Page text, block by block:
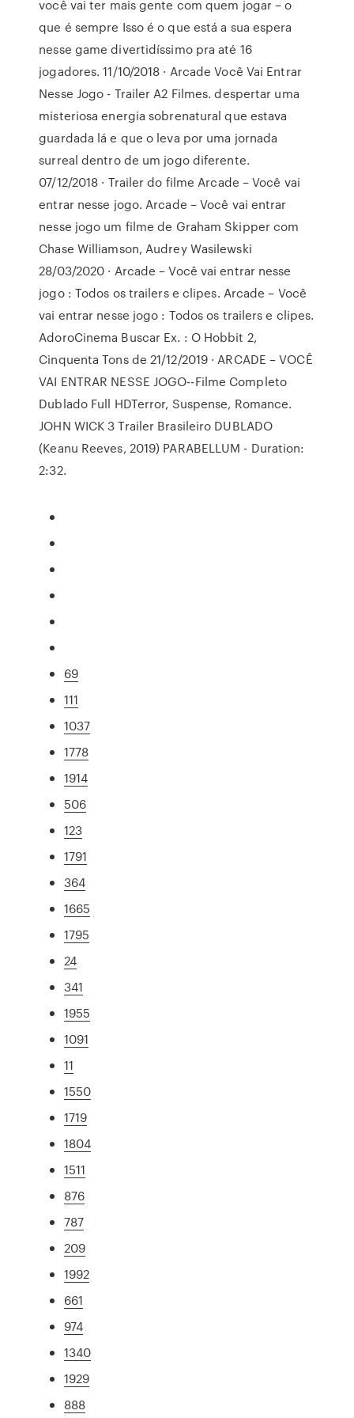
você vai ter mais gente com quem jogar – o
que é sempre Isso é o que está a sua espera
nesse game divertidíssimo pra até 16
jogadores. 11/10/2018 · Arcade Você Vai Entrar
Nesse Jogo - Trailer A2 Filmes. despertar uma
misteriosa energia sobrenatural que estava
guardada lá e que o leva por uma jornada
surreal dentro de um jogo diferente.
07/12/2018 · Trailer do filme Arcade – Você vai
entrar nesse jogo. Arcade – Você vai entrar
nesse jogo um filme de Graham Skipper com
Chase Williamson, Audrey Wasilewski
28/03/2020 · Arcade – Você vai entrar nesse
jogo : Todos os trailers e clipes. Arcade – Você
vai entrar nesse jogo : Todos os trailers e clipes.
AdoroCinema Buscar Ex. : O Hobbit 2,
Cinquenta Tons de 21/12/2019 · ARCADE – VOCÊ
VAI ENTRAR NESSE JOGO--Filme Completo
Dublado Full HDTerror, Suspense, Romance.
JOHN WICK 3 Trailer Brasileiro DUBLADO
(Keanu Reeves, 2019) PARABELLUM - Duration:
2:32.
69
111
1037
1778
1914
506
123
1791
364
1665
1795
24
341
1955
1091
11
1550
1719
1804
1511
876
787
209
1992
661
974
1340
1929
888